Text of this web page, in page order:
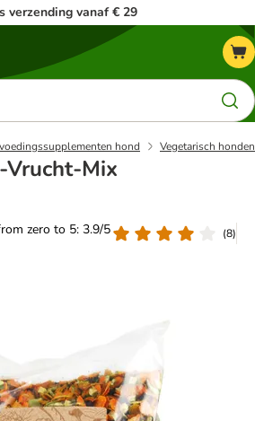
verzending vanaf € 29
hond Vegetarisch
Vrucht-Mix
zero to 5: 3.9/5
(8)